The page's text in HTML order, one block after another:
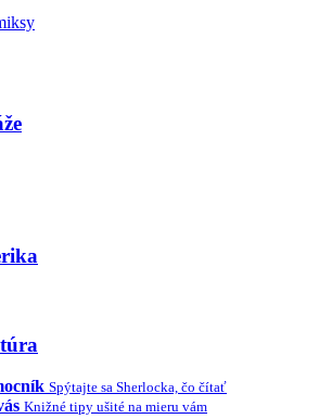
Spýtajte sa Sherlocka, čo čítať
Knižné tipy ušité na mieru vám